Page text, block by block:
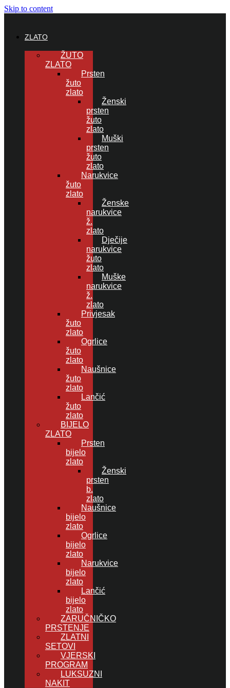
Skip to content
ZLATO
ŽUTO
ZLATO
Prsten
žuto
zlato
Ženski
prsten
žuto
zlato
Muški
prsten
žuto
zlato
Narukvice
žuto
zlato
Ženske
narukvice
ž.
zlato
Dječije
narukvice
žuto
zlato
Muške
narukvice
ž.
zlato
Privjesak
žuto
zlato
Ogrlice
žuto
zlato
Naušnice
žuto
zlato
Lančić
žuto
zlato
BIJELO
ZLATO
Prsten
bijelo
zlato
Ženski
prsten
b.
zlato
Naušnice
bijelo
zlato
Ogrlice
bijelo
zlato
Narukvice
bijelo
zlato
Lančić
bijelo
zlato
ZARUČNIČKO
PRSTENJE
ZLATNI
SETOVI
VJERSKI
PROGRAM
LUKSUZNI
NAKIT